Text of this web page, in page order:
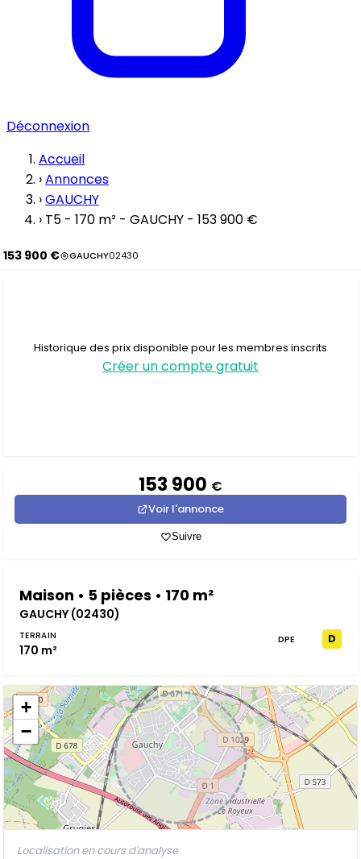
Déconnexion
Accueil
›Annonces
›GAUCHY
› T5 - 170 m² - GAUCHY - 153 900 €
153 900 € GAUCHY02430
Historique des prix disponible pour les membres inscrits
Créer un compte gratuit
153 900 €
Voir l'annonce
Suivre
Maison • 5 pièces • 170 m²
GAUCHY (02430)
TERRAIN
170 m²
DPE D
+
−
Localisation en cours d'analyse